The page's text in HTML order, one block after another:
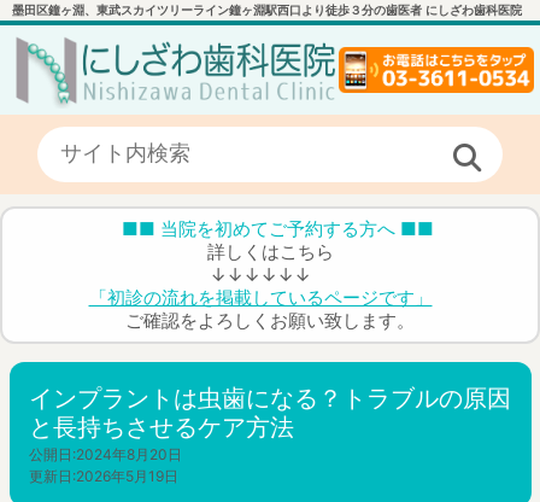
墨田区鐘ヶ淵、東武スカイツリーライン鐘ヶ淵駅西口より徒歩３分の歯医者 にしざわ歯科医院
■■ 当院を初めてご予約する方へ ■■
詳しくはこちら
↓↓↓↓↓↓
「初診の流れを掲載しているページです」
ご確認をよろしくお願い致します。
インプラントは虫歯になる？トラブルの原因
と長持ちさせるケア方法
公開日:2024年8月20日
更新日:2026年5月19日